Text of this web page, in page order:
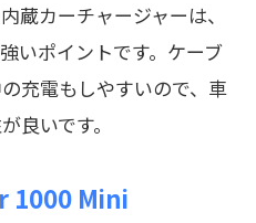
蔵カーチャージャーは、
いポイントです。ケーブ
充電もしやすいので、車
良いです。
1000 Mini